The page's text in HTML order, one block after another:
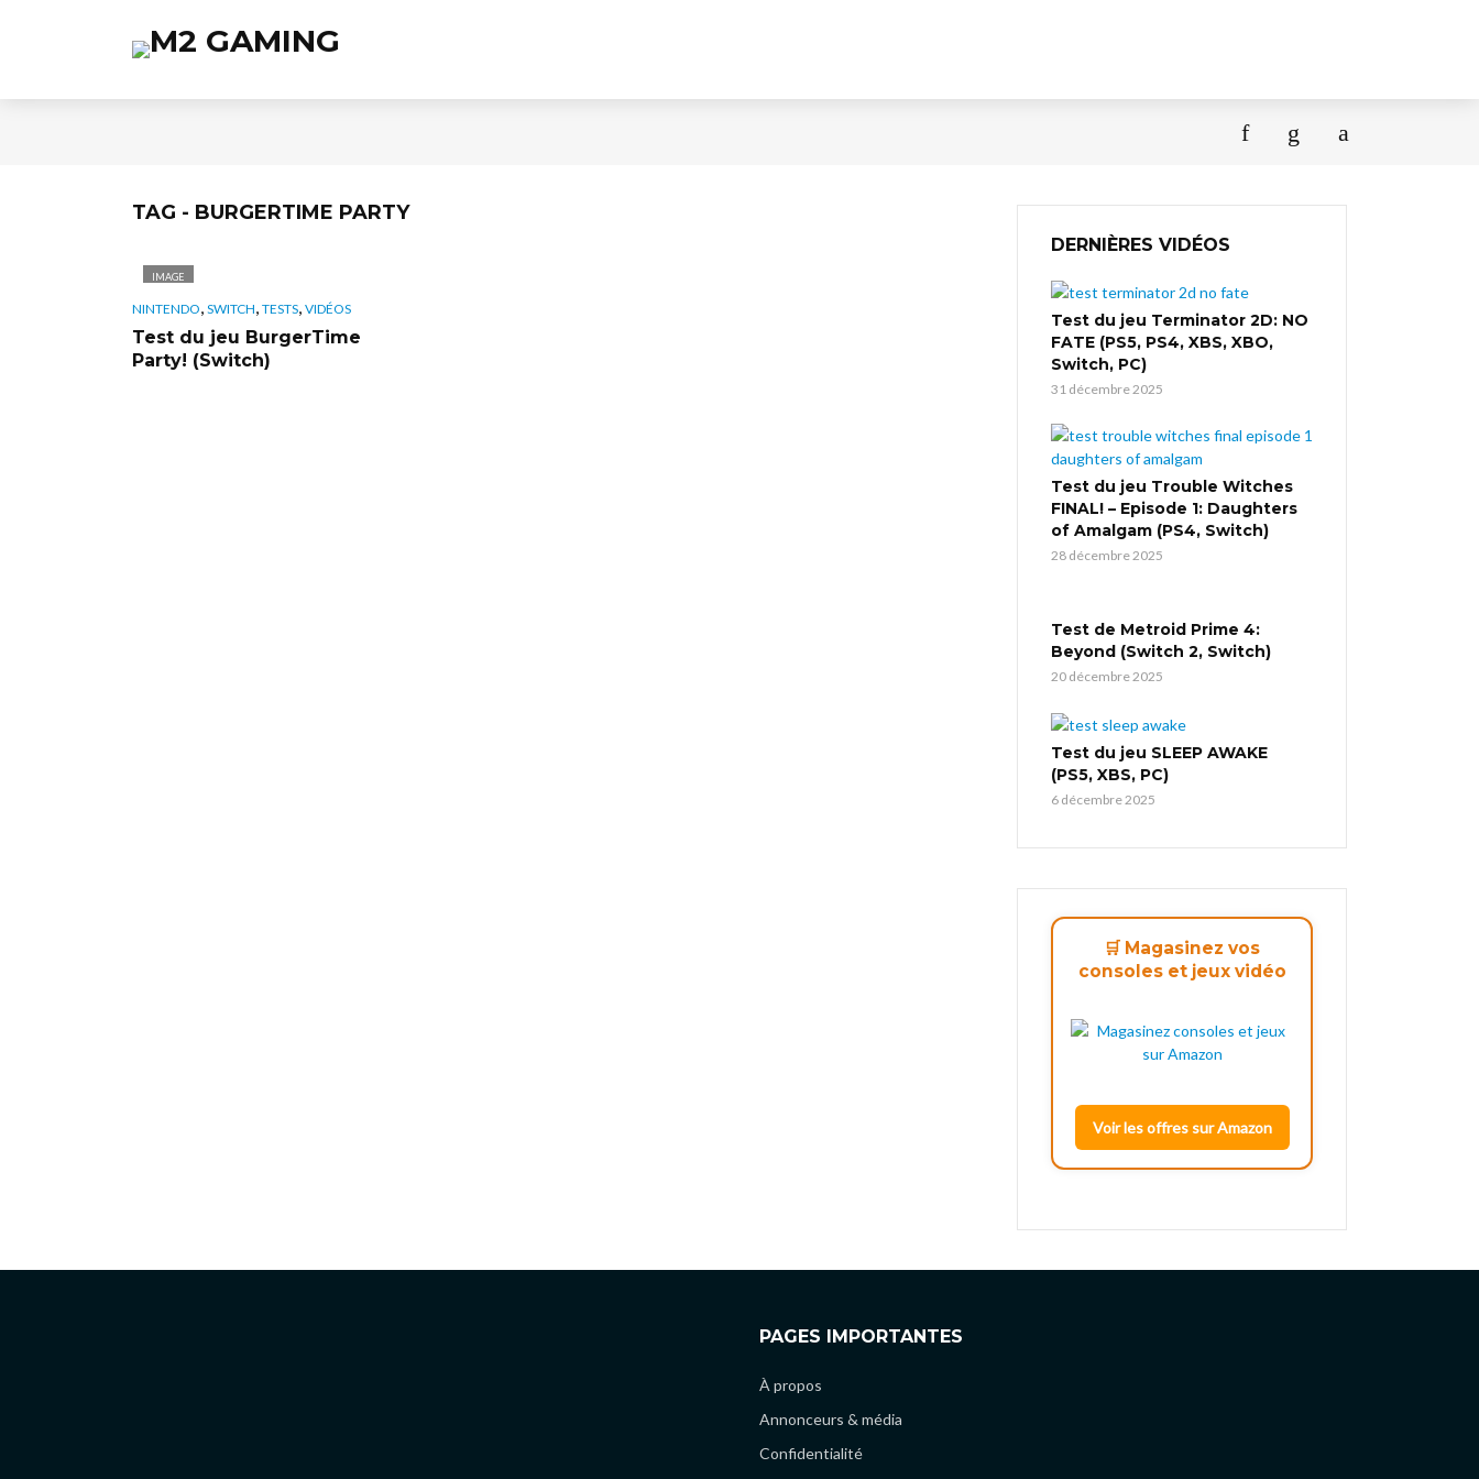
TAG - BURGERTIME PARTY
IMAGE
NINTENDO, SWITCH, TESTS, VIDÉOS
Test du jeu BurgerTime
Party! (Switch)
DERNIÈRES VIDÉOS
Test du jeu Terminator 2D: NO
FATE (PS5, PS4, XBS, XBO,
Switch, PC)
31 décembre 2025
Test du jeu Trouble Witches
FINAL! – Episode 1: Daughters
of Amalgam (PS4, Switch)
28 décembre 2025
Test de Metroid Prime 4:
Beyond (Switch 2, Switch)
20 décembre 2025
Test du jeu SLEEP AWAKE
(PS5, XBS, PC)
6 décembre 2025
🛒 Magasinez vos
consoles et jeux vidéo
Voir les offres sur Amazon
PAGES IMPORTANTES
À propos
Annonceurs & média
Confidentialité